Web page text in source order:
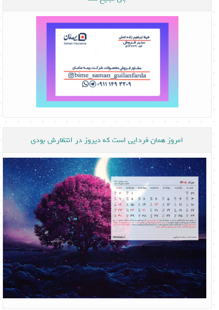
امروز همان فردایی است که دیروز در انتظارش بودی